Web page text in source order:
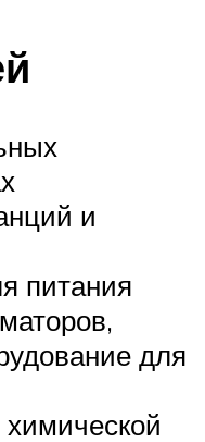
и
питания
для